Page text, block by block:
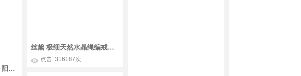
丝黛 极细天然水晶绳编戒指 红绳戒指，又是极细款的挑战哦`我心爱的草莓晶月光石石榴石每天换一个戴~
点击: 316187次
醉倾城 简约石榴石手绳 阳光下闪耀着美美的光泽，净透的酒红色石榴石也是一月的诞生石哦~